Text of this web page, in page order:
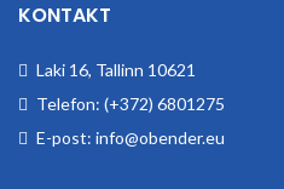
KONTAKT
Laki 16, Tallinn 10621
Telefon: (+372) 6801275
E-post: info@obender.eu